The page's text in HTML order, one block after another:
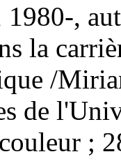
1980-,
la
/
de
;